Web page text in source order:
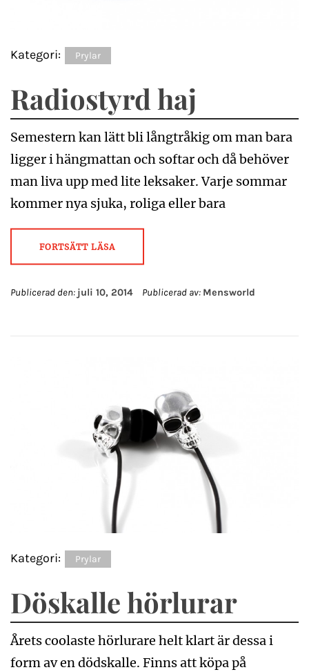
Kategori: Prylar
Radiostyrd haj
Semestern kan lätt bli långtråkig om man bara
ligger i hängmattan och softar och då behöver
man liva upp med lite leksaker. Varje sommar
kommer nya sjuka, roliga eller bara
FORTSÄTT LÄSA
Publicerad den: juli 10, 2014 Publicerad av: Mensworld
Kategori: Prylar
Döskalle hörlurar
Årets coolaste hörlurare helt klart är dessa i
form av en dödskalle. Finns att köpa på